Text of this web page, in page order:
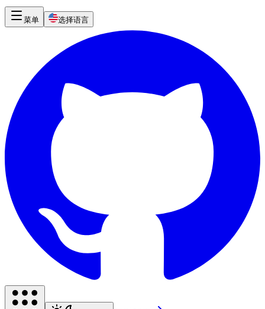
菜单 选择语言